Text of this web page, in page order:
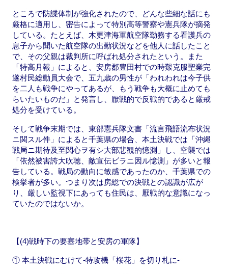
ところで防諜体制が強化されたので、どんな些細な話にも
厳格に適用し、密告によって特別高等警察や憲兵隊が摘発
している。たとえば、木更津海軍航空隊勤務する看護兵の
息子から聞いた航空隊の出勤状況などを他人に話したこと
で、その父親は裁判所に呼ばれ処分されたという。また
「特高月報」によると、安房郡豊田村での時艱克服聖業完
遂村民総動員大会で、五九歳の男性が「われわれは今子供
を二人も戦争にやってあるが、もう戦争も大概に止めても
らいたいものだ」と発言し、厭戦的で反戦的であると厳戒
処分を受けている。
そして戦争末期では、東部憲兵隊文書「流言飛語流布状況
ニ関スル件」によると千葉県の場合、本土決戦では「沖縄
戦局ニ期待及至関心ヲ有シ大部悲観的憶測」し、空襲では
「依然被害誇大吹聴、敵宣伝ビラニ因ル憶測」が多いと報
告している。戦局の動向に敏感であったのか、千葉県での
検挙者が多い。つまり次は房総での決戦との認識が広が
り、厳しい監視下にあっても住民は、厭戦的な意識になっ
ていたのではないか。
【(4)戦時下の要塞地帯と安房の軍隊】
① 本土決戦にむけて-特攻機「桜花」を切り札に-